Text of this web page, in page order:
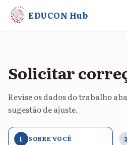
EDUCON Hub
Solicitar
Revise os dados do trabalho
sugestão de ajuste.
1 SOBRE VOCÊ